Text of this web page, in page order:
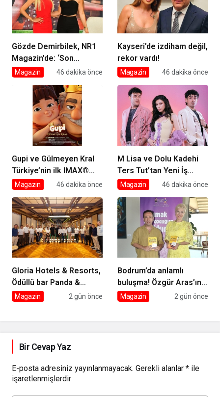
Gözde Demirbilek, NR1
Magazin’de: ‘Son
assolist olarak var
Magazin 46 dakika önce
Kayseri’de izdiham değil,
rekor vardı!
Magazin 46 dakika önce
Gupi ve Gülmeyen Kral
Türkiye’nin ilk IMAX®
animasyon filmi oluyor
Magazin 46 dakika önce
M Lisa ve Dolu Kadehi
Ters Tut’tan Yeni İş
Birliği: Vişne
Magazin 46 dakika önce
Gloria Hotels & Resorts,
Ödüllü bar Panda &
Sons ile unutulmaz bir
Magazin 2 gün önce
Bodrum’da anlamlı
buluşma! Özgür Aras’ın
çok konuşulan kitabı
Magazin 2 gün önce
Bir Cevap Yaz
E-posta adresiniz yayınlanmayacak. Gerekli alanlar * ile
işaretlenmişlerdir